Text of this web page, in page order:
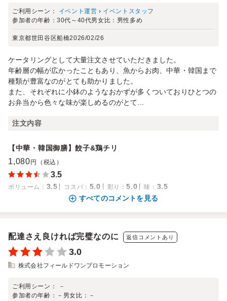
ご利用シーン： イベント運営 › イベントスタッフ
参加者の年齢：30代～40代男女比： 男性多め
東京都世田谷区船橋2026/02/26
ケータリングとして大量注文させていただきました。
年齢層の幅が広かったこともあり、魚からお肉、中華・韓国まで
種類が豊富なのがとても助かりました。
また、それぞれに小鉢のようなおかずが多くついておりひとつの
お弁当から色々な味が楽しめるのがとて...
注文内容
【中華・韓国御膳】餃子&鶏チリ
1,080 円（税込）
3.5
ボリューム ： 3.5 コスパ ： 5.0 彩り ：5.0 味 ： 3.5
すべてのコメントを見る
配達さえ良ければ完璧なのに 返信コメントあり
3.0
株式会社フィールドワンプロモーション
ご利用シーン：
－
参加者の年齢： － 男女比： －